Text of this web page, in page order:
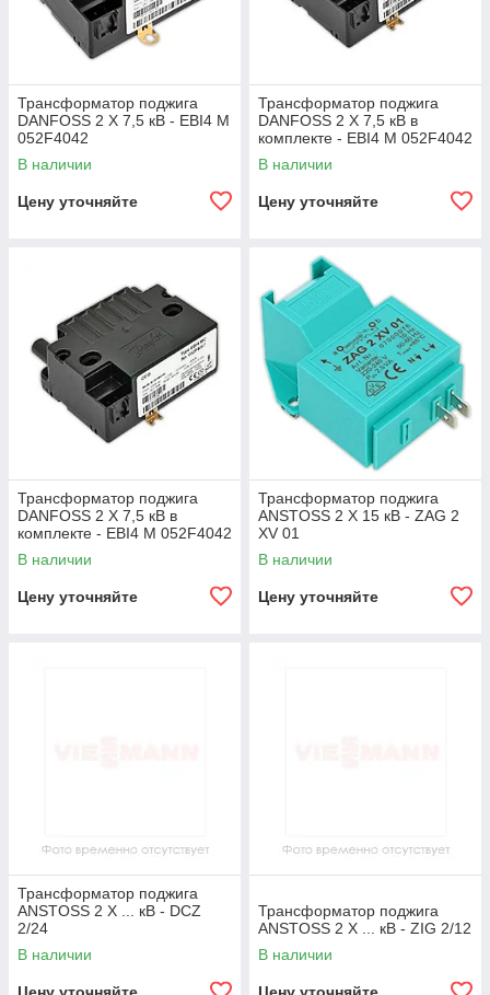
Трансформатор поджига
DANFOSS 2 X 7,5 кВ - EBI4 M
052F4042
В наличии
Цену уточняйте
Трансформатор поджига
DANFOSS 2 X 7,5 кВ в
комплекте - EBI4 M 052F4042
В наличии
Цену уточняйте
Трансформатор поджига
DANFOSS 2 X 7,5 кВ в
комплекте - EBI4 M 052F4042
В наличии
Цену уточняйте
Трансформатор поджига
ANSTOSS 2 X 15 кВ - ZAG 2
XV 01
В наличии
Цену уточняйте
Трансформатор поджига
ANSTOSS 2 X ... кВ - DCZ
2/24
В наличии
Трансформатор поджига
ANSTOSS 2 X ... кВ - ZIG 2/12
В наличии